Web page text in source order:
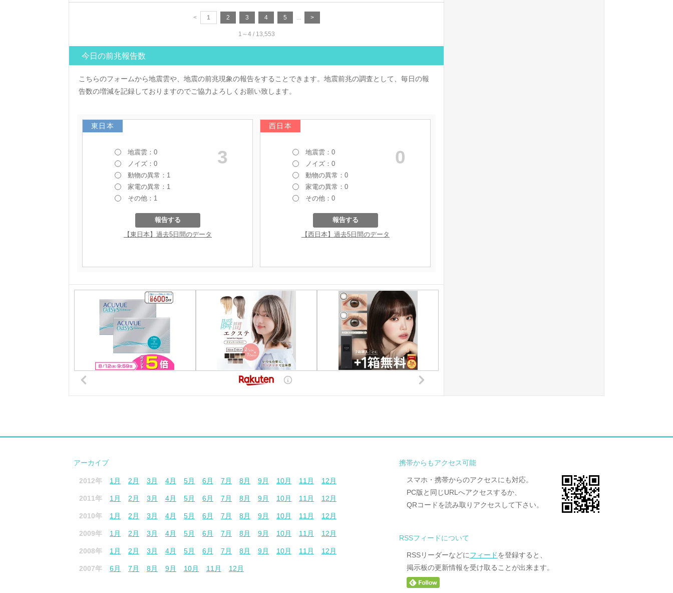
< 1 2 3 4 5 ... >
1～4 / 13,553
今日の前兆報告数
こちらのフォームから地震雲や、地震の前兆現象の報告をすることできます。地震前兆の調査として、毎日の報
告数の増減を記録しておりますのでご協力よろしくお願い致します。
東日本 西日本
アーカイブ
2012年 1月 2月 3月 4月 5月 6月 7月 8月 9月 10月 11月 12月
2011年 1月 2月 3月 4月 5月 6月 7月 8月 9月 10月 11月 12月
2010年 1月 2月 3月 4月 5月 6月 7月 8月 9月 10月 11月 12月
2009年 1月 2月 3月 4月 5月 6月 7月 8月 9月 10月 11月 12月
2008年 1月 2月 3月 4月 5月 6月 7月 8月 9月 10月 11月 12月
2007年 6月 7月 8月 9月 10月 11月 12月
携帯からもアクセス可能
スマホ・携帯からのアクセスにも対応。
PC版と同じURLへアクセスするか、
QRコードを読み取りアクセスして下さい。
RSSフィードについて
RSSリーダーなどにフィードを登録すると、
掲示板の更新情報を受け取ることが出来ます。